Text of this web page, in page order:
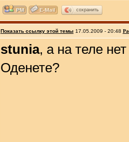
сохранить
Показать ссылку этой темы 17.05.2009 - 20:48
stunia, а на теле
Оденете?